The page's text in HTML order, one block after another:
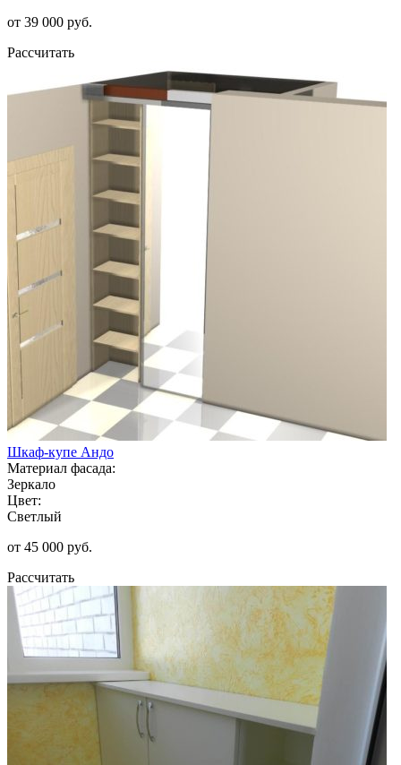
от 39 000 руб.
Рассчитать
Шкаф-купе Андо
Материал фасада:
Зеркало
Цвет:
Светлый
от 45 000 руб.
Рассчитать